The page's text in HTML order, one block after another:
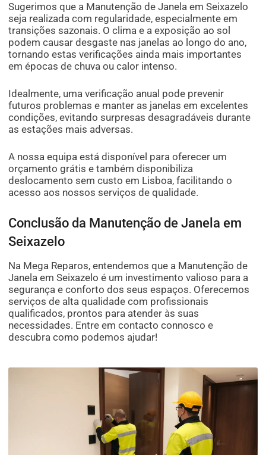
Sugerimos que a Manutenção de Janela em Seixazelo
seja realizada com regularidade, especialmente em
transições sazonais. O clima e a exposição ao sol
podem causar desgaste nas janelas ao longo do ano,
tornando estas verificações ainda mais importantes
em épocas de chuva ou calor intenso.
Idealmente, uma verificação anual pode prevenir
futuros problemas e manter as janelas em excelentes
condições, evitando surpresas desagradáveis durante
as estações mais adversas.
A nossa equipa está disponível para oferecer um
orçamento grátis e também disponibiliza
deslocamento sem custo em Lisboa, facilitando o
acesso aos nossos serviços de qualidade.
Conclusão da Manutenção de Janela em
Seixazelo
Na Mega Reparos, entendemos que a Manutenção de
Janela em Seixazelo é um investimento valioso para a
segurança e conforto dos seus espaços. Oferecemos
serviços de alta qualidade com profissionais
qualificados, prontos para atender às suas
necessidades. Entre em contacto connosco e
descubra como podemos ajudar!